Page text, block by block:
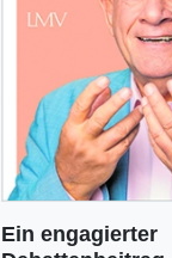
Ein engagierter